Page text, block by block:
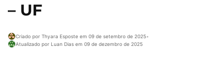
– UF
Criado por Thyara Esposte em 09 de setembro de 2025•
Atualizado por Luan Dias em 09 de dezembro de 2025